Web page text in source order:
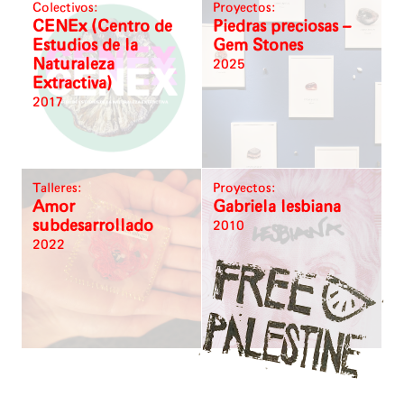
Colectivos:
CENEx (Centro de
Estudios de la
Naturaleza
Extractiva)
2017
Proyectos:
Piedras preciosas –
Gem Stones
2025
Talleres:
Amor
subdesarrollado
2022
Proyectos:
Gabriela lesbiana
2010